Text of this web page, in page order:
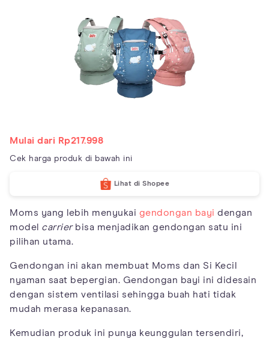
Mulai dari Rp217.998
Cek harga produk di bawah ini
Lihat di Shopee
Moms yang lebih menyukai gendongan bayi dengan
model carrierbisa menjadikan gendongan satu ini
pilihan utama.
Gendongan ini akan membuat Moms dan Si Kecil
nyaman saat bepergian. Gendongan bayi ini didesain
dengan sistem ventilasi sehingga buah hati tidak
mudah merasa kepanasan.
Kemudian produk ini punya keunggulan tersendiri,